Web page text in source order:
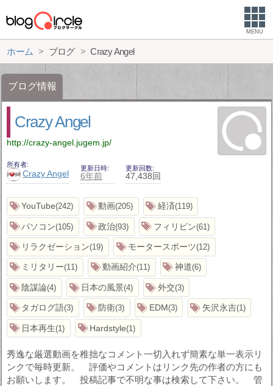
MENU
ホーム ブログ Crazy Angel
ブログ情報
Crazy Angel
http://crazy-angel.jugem.jp/
所有者
Crazy Angel
更新日時
6年前
更新回数
47,438回
YouTube 242 動画 205 経済 119
パソコン 105 政治 93 フィリピン 61
リラクゼーション 19 モータースポーツ 12
ミリタリー 11 動画紹介 11 神道 6
陰謀論 4 日本の風景 4 外交 3
タガログ語 3 防衛 3 EDM 3 矢沢永吉 1
日本再生 1 Hardstyle 1
秀逸な厳選動画を稚拙なコメント一切入れず簡素な単一表示リ
ンクで毎時更新。 評価やコメントはリンク先の作者の方にも
お願いします。 投稿記事で不明な事は検索して下さい。 管